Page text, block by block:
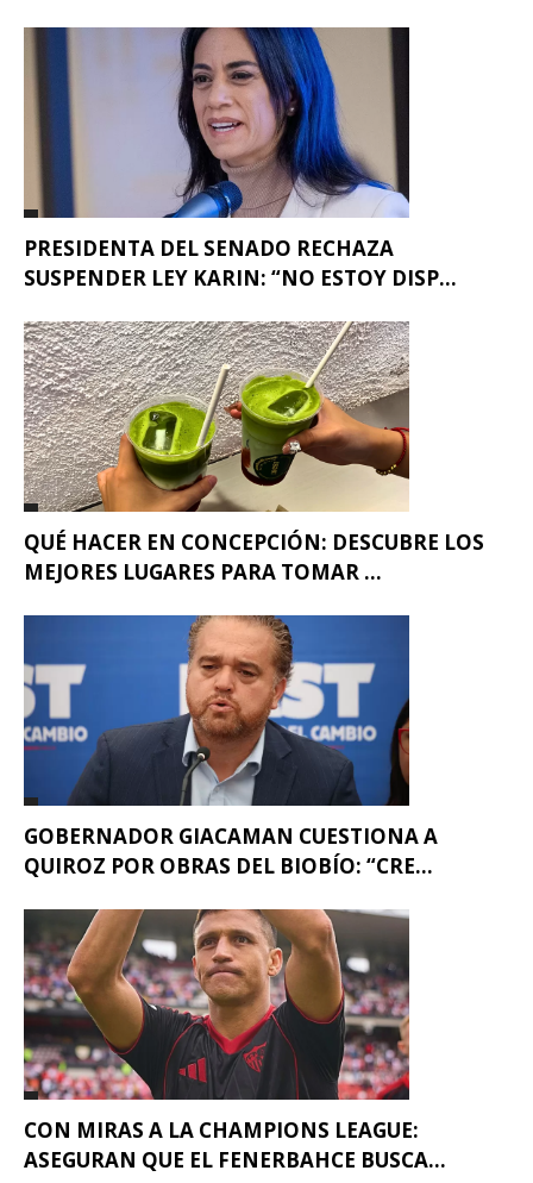
PRESIDENTA DEL SENADO RECHAZA
SUSPENDER LEY KARIN: “NO ESTOY DISP...
QUÉ HACER EN CONCEPCIÓN: DESCUBRE LOS
MEJORES LUGARES PARA TOMAR ...
GOBERNADOR GIACAMAN CUESTIONA A
QUIROZ POR OBRAS DEL BIOBÍO: “CRE...
CON MIRAS A LA CHAMPIONS LEAGUE:
ASEGURAN QUE EL FENERBAHCE BUSCA...